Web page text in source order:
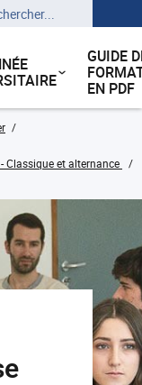
GUIDE
EN PDF
Classique et alternance